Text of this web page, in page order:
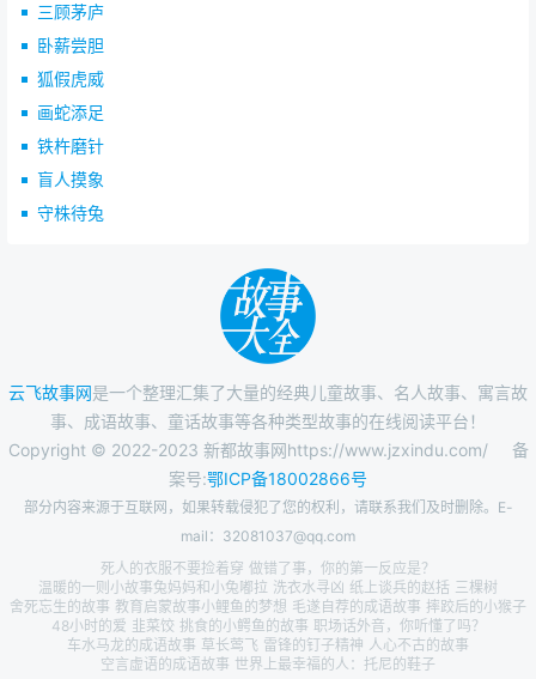
三顾茅庐
卧薪尝胆
狐假虎威
画蛇添足
铁杵磨针
盲人摸象
守株待兔
云飞故事网是一个整理汇集了大量的经典儿童故事、名人故事、寓言故
事、成语故事、童话故事等各种类型故事的在线阅读平台！
Copyright © 2022-2023 新都故事网https://www.jzxindu.com/
备
案号:鄂ICP备18002866号
部分内容来源于互联网，如果转载侵犯了您的权利，请联系我们及时删除。E-
mail：32081037@qq.com
死人的衣服不要捡着穿 做错了事，你的第一反应是？
温暖的一则小故事兔妈妈和小兔嘟拉 洗衣水寻凶 纸上谈兵的赵括 三棵树
舍死忘生的故事 教育启蒙故事小鲤鱼的梦想 毛遂自荐的成语故事 摔跤后的小猴子
48小时的爱 韭菜饺 挑食的小鳄鱼的故事 职场话外音，你听懂了吗？
车水马龙的成语故事 草长莺飞 雷锋的钉子精神 人心不古的故事
空言虚语的成语故事 世界上最幸福的人：托尼的鞋子